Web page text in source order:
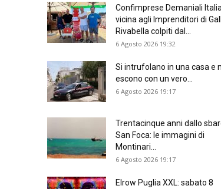
Confimprese Demaniali Italia
vicina agli Imprenditori di
Rivabella colpiti dal...
6 Agosto 2026 19:32
Si intrufolano in una casa e
escono con un vero...
6 Agosto 2026 19:17
Trentacinque anni dallo
San Foca: le immagini di
Montinari...
6 Agosto 2026 19:17
Elrow Puglia XXL: sabato 8